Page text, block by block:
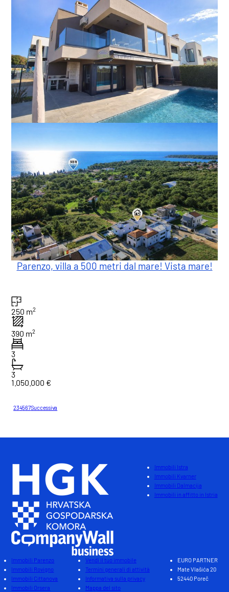
Parenzo, villa a 500 metri dal mare! Vista mare!
250 m2
390 m2
3
3
1.050.000 €
1234567Successiva
Immobili Istra
Immobili Kvarner
Immobili Dalmacija
Immobili in affitto in Istria
Immobili Parenzo
Immobili Rovigno
Immobili Cittanova
Immobili Orsera
Vendi il tuo immobile
Termini generali di attività
Informativa sulla privacy
Mappa del sito
EURO PARTNER
Mate Vlašića 20
52440 Poreč